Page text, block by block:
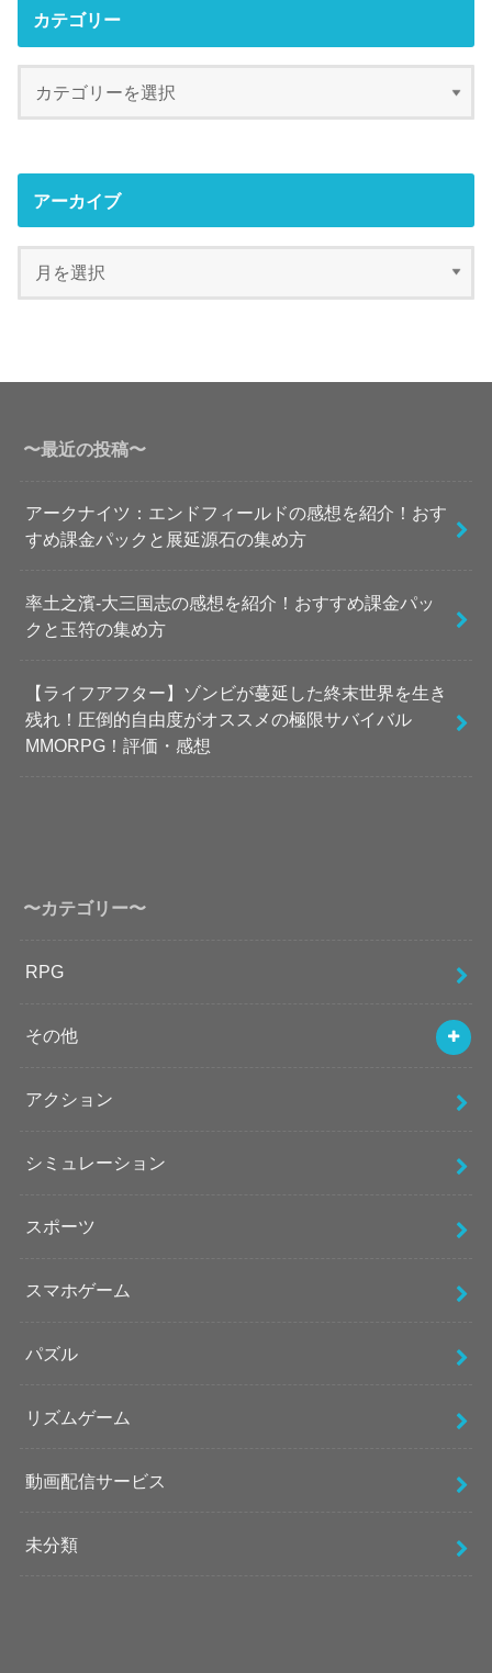
カテゴリー
アーカイブ
〜最近の投稿〜
アークナイツ：エンドフィールドの感想を紹介！おす
すめ課金パックと展延源石の集め方
率土之濱-大三国志の感想を紹介！おすすめ課金パッ
クと玉符の集め方
【ライフアフター】ゾンビが蔓延した終末世界を生き
残れ！圧倒的自由度がオススメの極限サバイバル
MMORPG！評価・感想
〜カテゴリー〜
RPG
その他
アクション
シミュレーション
スポーツ
スマホゲーム
パズル
リズムゲーム
動画配信サービス
未分類